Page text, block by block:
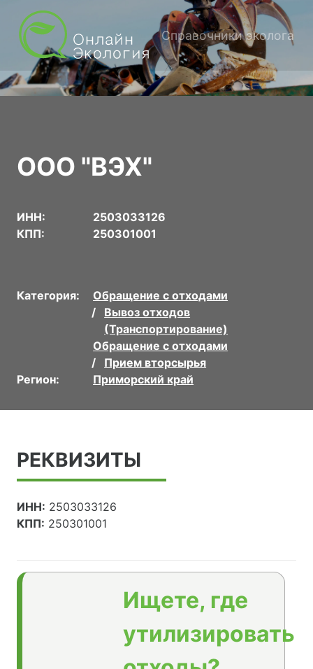
Справочники эколога
ООО "ВЭХ"
ИНН:
2503033126
КПП:
250301001
Категория:
Обращение с отходами
Вывоз отходов
(Транспортирование)
Обращение с отходами
Прием вторсырья
Регион:
Приморский край
РЕКВИЗИТЫ
ИНН: 2503033126
КПП: 250301001
Ищете, где
утилизировать